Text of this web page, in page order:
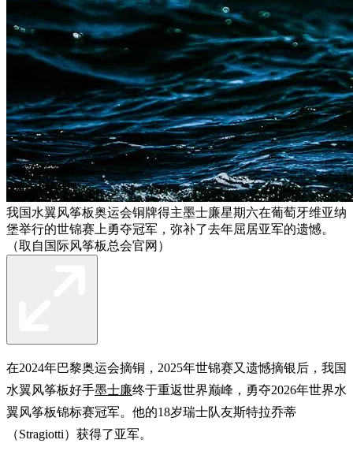
我国水翼风筝板奥运会铜牌得主墨士廉星期六在葡萄牙维亚纳
堡举行的世锦赛上勇夺冠军，弥补了去年屈居亚军的遗憾。
（取自国际风筝板总会官网）
在2024年巴黎奥运会摘铜，2025年世锦赛又遗憾摘银后，我国
水翼风筝板好手墨士廉终于重返世界巅峰，勇夺2026年世界水
翼风筝板锦标赛冠军。他的18岁瑞士队友斯特拉乔蒂
（Stragiotti）获得了亚军。